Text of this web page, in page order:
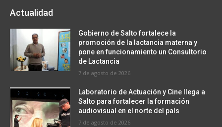
Actualidad
Gobierno de Salto fortalece la
promoción de la lactancia materna y
pone en funcionamiento un Consultorio
de Lactancia
7 de agosto de 2026
Laboratorio de Actuación y Cine llega a
Salto para fortalecer la formación
audiovisual en el norte del país
7 de agosto de 2026